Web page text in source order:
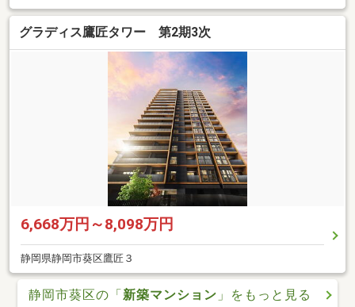
グラディス鷹匠タワー 第2期3次
6,668万円～8,098万円
静岡県静岡市葵区鷹匠３
静岡市葵区の「 新築マンション 」をもっと見る